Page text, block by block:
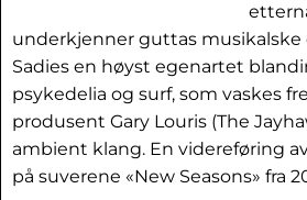
underkjenner guttas musikalske
Sadies en høyst egenartet
psykedelia og surf, som vaskes
produsent Gary Louris (The
ambient klang. En videreføring
på suverene «New Seasons» fra